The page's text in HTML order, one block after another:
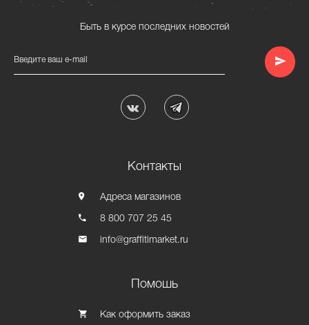
Быть в курсе последних новостей
Введите ваш e-mail
Контакты
Адреса магазинов
8 800 707 25 45
info@graffitimarket.ru
Помошь
Как оформить заказ